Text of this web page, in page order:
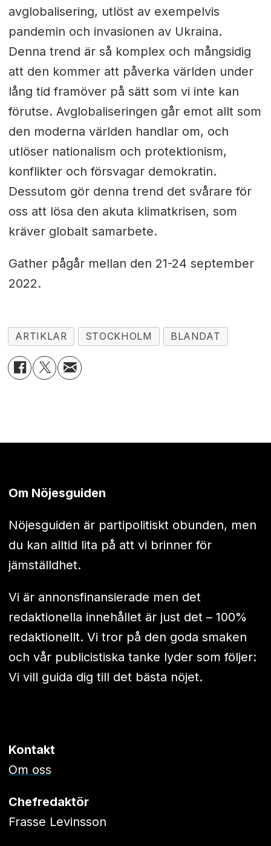
avglobalisering, utlöst av exempelvis
pandemin och invasionen av Ukraina.
Denna trend är så komplex och mångsidig
att den kommer att påverka världen under
lång tid framöver på sätt som vi inte kan
förutse. Avglobaliseringen går emot allt som
den moderna världen handlar om, och
utlöser nationalism och protektionism,
konflikter och försvagar demokratin.
Dessutom gör denna trend det svårare för
oss att lösa den akuta klimatkrisen, som
kräver globalt samarbete.
Gather pågår mellan den 21-24 september
2022.
ARTIKLAR STOCKHOLM BLANDAT
Om Nöjesguiden
Nöjesguiden är partipolitiskt obunden, men
du kan alltid lita på att vi brinner för
jämställdhet.
Vi är annonsfinansierade men det
redaktionella innehållet är just det – 100%
redaktionellt. Vi tror på den goda smaken
och vår publicistiska tanke lyder som följer:
Vi vill guida dig till det bästa nöjet.
Kontakt
Om oss
Chefredaktör
Frasse Levinsson